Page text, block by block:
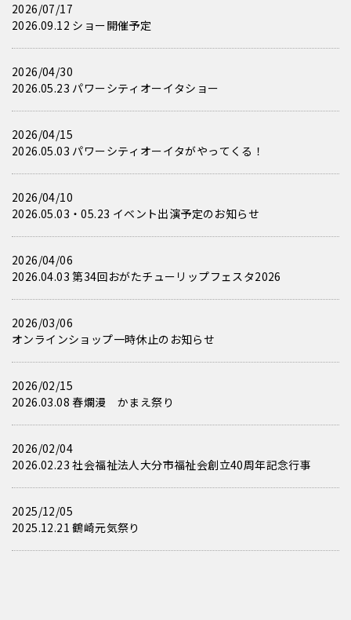
2026/07/17
2026.09.12 ショー開催予定
2026/04/30
2026.05.23 パワーシティオーイタショー
2026/04/15
2026.05.03 パワーシティオーイタがやってくる！
2026/04/10
2026.05.03・05.23 イベント出演予定のお知らせ
2026/04/06
2026.04.03 第34回おがたチューリップフェスタ2026
2026/03/06
オンラインショップ一時休止のお知らせ
2026/02/15
2026.03.08 春爛漫 かまえ祭り
2026/02/04
2026.02.23 社会福祉法人大分市福祉会創立40周年記念行事
2025/12/05
2025.12.21 鶴崎元気祭り